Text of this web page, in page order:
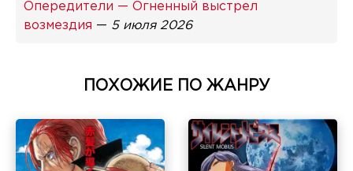
Опередители — Огненный выстрел
возмездия — 5 июля 2026
ПОХОЖИЕ ПО ЖАНРУ